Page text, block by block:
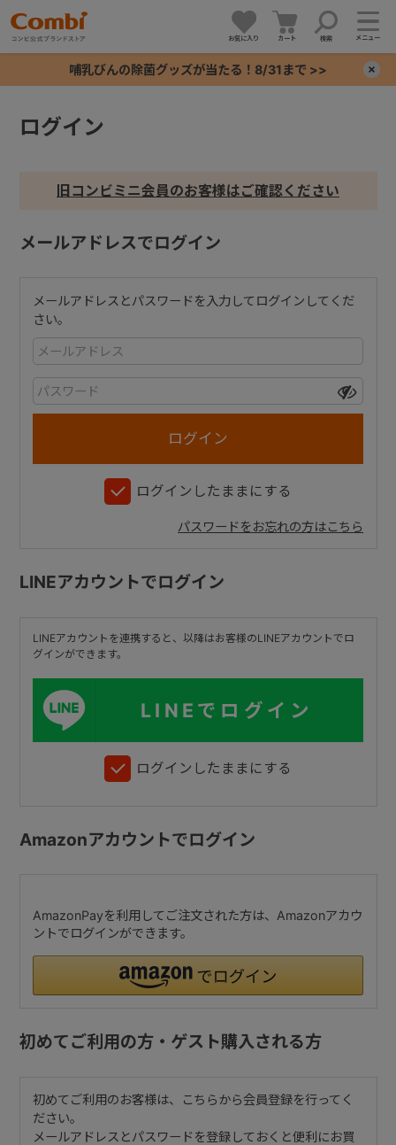
お気に入り カート 検索 メニュー
哺乳びんの除菌グッズが当たる！8/31まで >>
ログイン
旧コンビミニ会員のお客様はご確認ください
メールアドレスでログイン
メールアドレスとパスワードを入力してログインしてくだ
さい。
ログインしたままにする
パスワードをお忘れの方はこちら
LINEアカウントでログイン
LINEアカウントを連携すると、以降はお客様のLINEアカウントでロ
グインができます。
LINEでログイン
ログインしたままにする
Amazonアカウントでログイン
AmazonPayを利用してご注文された方は、Amazonアカウ
ントでログインができます。
初めてご利用の方・ゲスト購入される方
初めてご利用のお客様は、こちらから会員登録を行ってく
ださい。
メールアドレスとパスワードを登録しておくと便利にお買